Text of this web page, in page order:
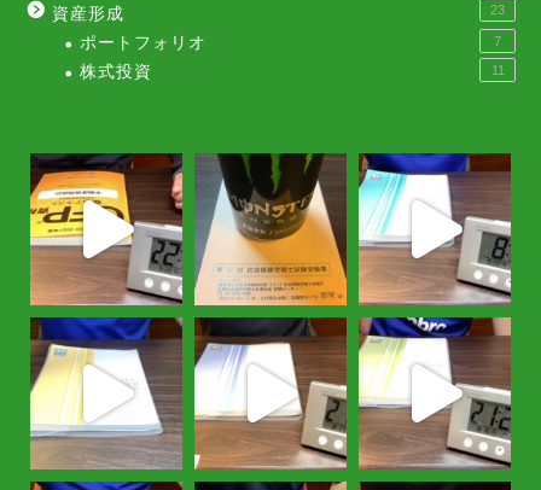
資産形成 23
ポートフォリオ 7
株式投資 11